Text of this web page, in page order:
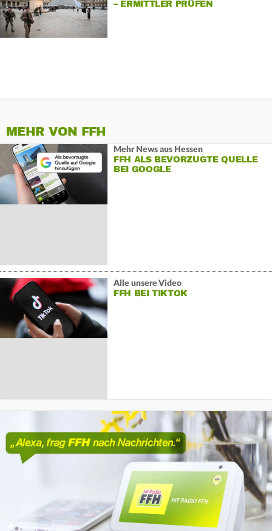
– ERMITTLER PRÜFEN
MEHR VON FFH
Mehr News aus Hessen
FFH ALS BEVORZUGTE QUELLE
BEI GOOGLE
Alle unsere Video
FFH BEI TIKTOK